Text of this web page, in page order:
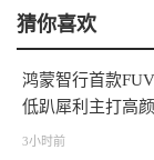
猜你喜欢
鸿蒙智行首款
低趴犀利主打高
3小时前